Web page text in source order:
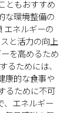
ともおすすめ
な環境整備の
エネルギーの
と活力の向上
を高めるため
るためには、
康的な食事や
るために不可
、エネルギー